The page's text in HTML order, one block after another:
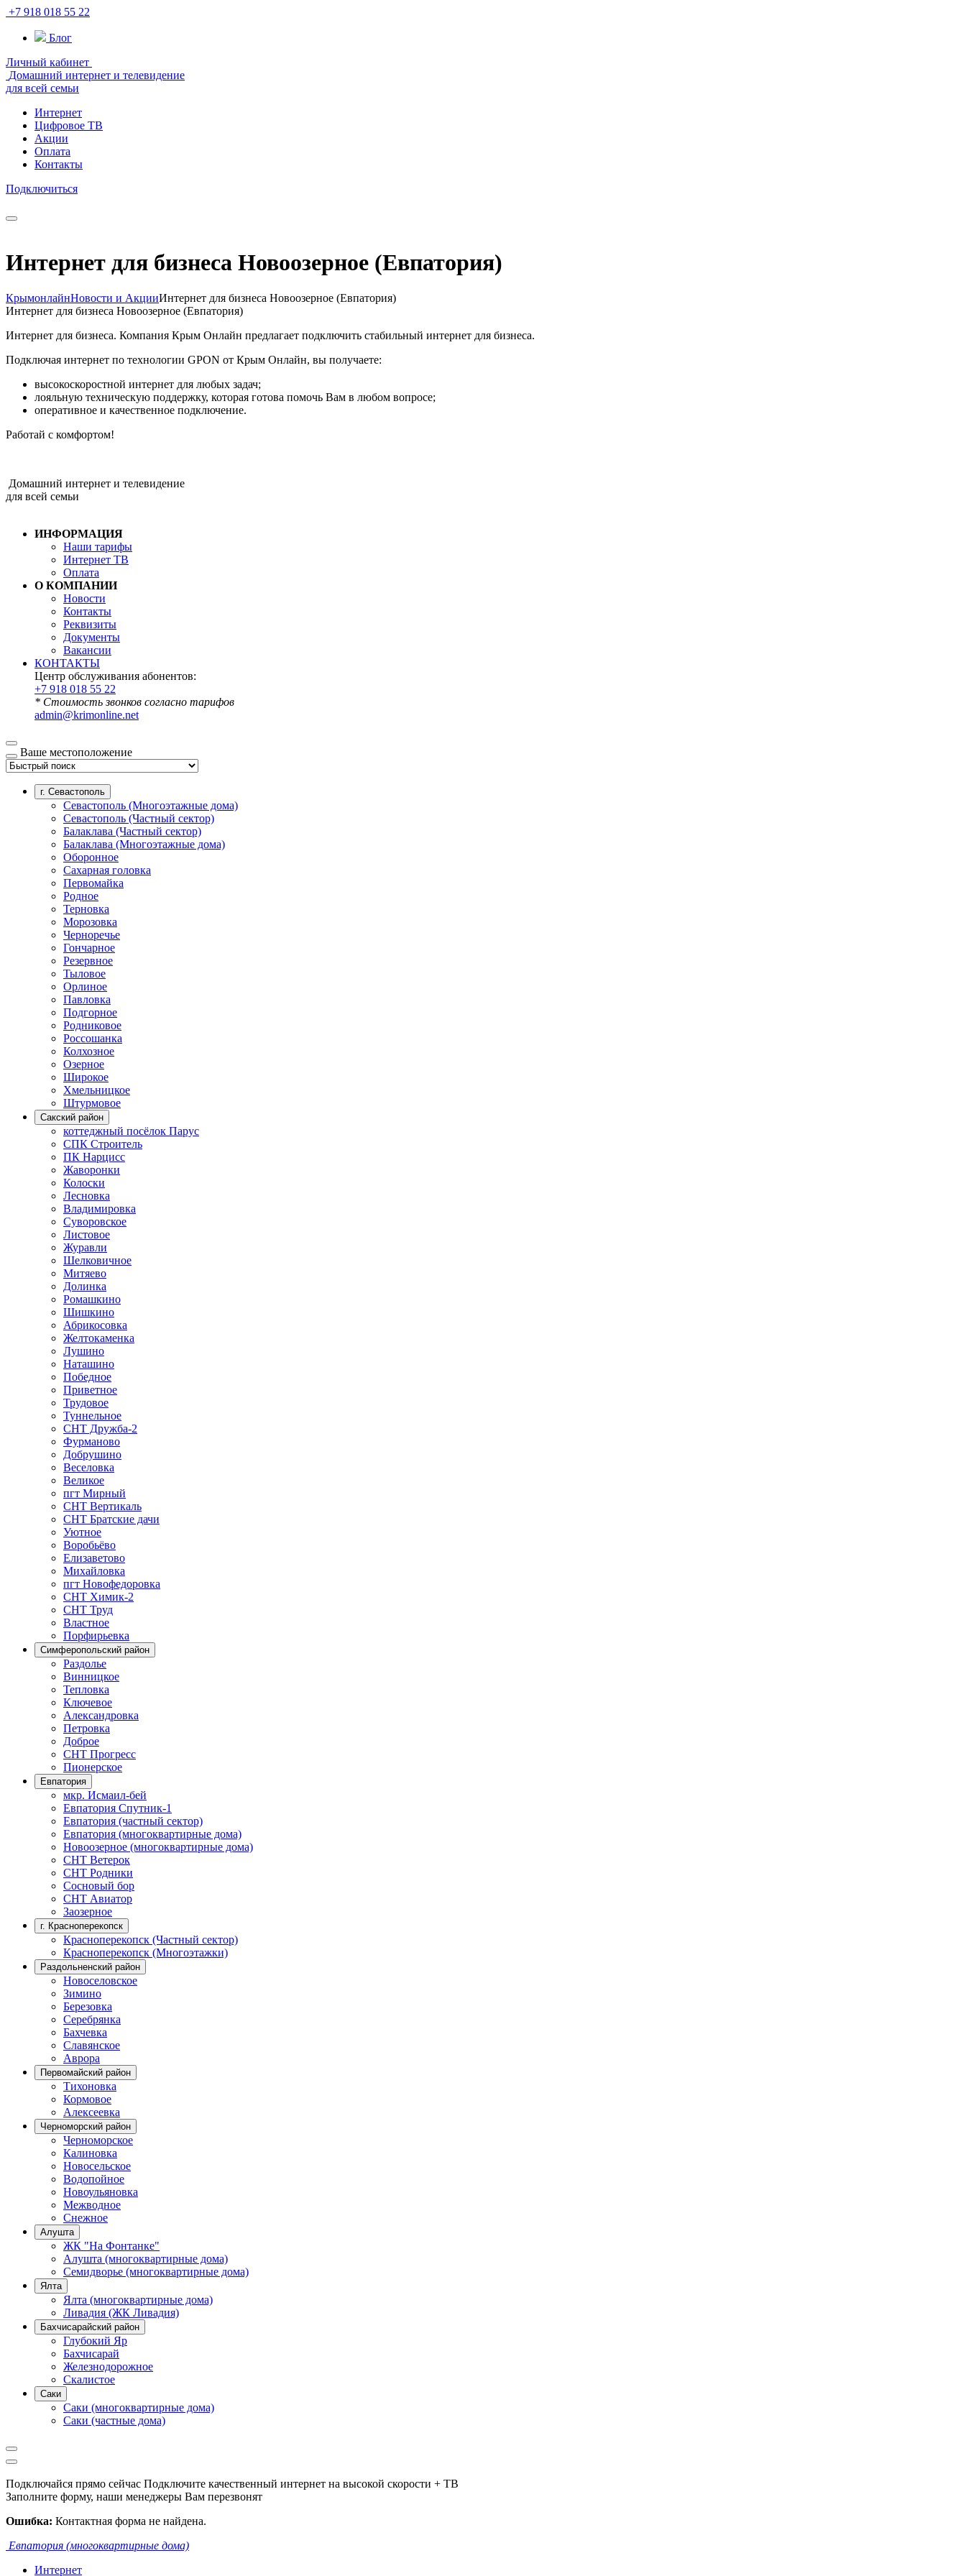
+7 918 018 55 22
Блог
Личный кабинет
Домашний интернет и телевидение
для всей семьи
Интернет
Цифровое ТВ
Акции
Оплата
Контакты
Подключиться
Интернет для бизнеса Новоозерное (Евпатория)
КрымонлайнНовости и АкцииИнтернет для бизнеса Новоозерное (Евпатория)
Интернет для бизнеса Новоозерное (Евпатория)
Интернет для бизнеса. Компания Крым Онлайн предлагает подключить стабильный интернет для бизнеса.
Подключая интернет по технологии GPON от Крым Онлайн, вы получаете:
высокоскоростной интернет для любых задач;
лояльную техническую поддержку, которая готова помочь Вам в любом вопросе;
оперативное и качественное подключение.
Работай с комфортом!
Домашний интернет и телевидение
для всей семьи
ИНФОРМАЦИЯ
Наши тарифы
Интернет ТВ
Оплата
О КОМПАНИИ
Новости
Контакты
Реквизиты
Документы
Вакансии
КОНТАКТЫ
Центр обслуживания абонентов:
+7 918 018 55 22
* Стоимость звонков согласно тарифов
admin@krimonline.net
Ваше местоположение
г. Севастополь
Севастополь (Многоэтажные дома)
Севастополь (Частный сектор)
Балаклава (Частный сектор)
Балаклава (Многоэтажные дома)
Оборонное
Сахарная головка
Первомайка
Родное
Терновка
Морозовка
Черноречье
Гончарное
Резервное
Тыловое
Орлиное
Павловка
Подгорное
Родниковое
Россошанка
Колхозное
Озерное
Широкое
Хмельницкое
Штурмовое
Сакский район
коттеджный посёлок Парус
СПК Строитель
ПК Нарцисс
Жаворонки
Колоски
Лесновка
Владимировка
Суворовское
Листовое
Журавли
Шелковичное
Митяево
Долинка
Ромашкино
Шишкино
Абрикосовка
Желтокаменка
Лушино
Наташино
Победное
Приветное
Трудовое
Туннельное
СНТ Дружба-2
Фурманово
Добрушино
Веселовка
Великое
пгт Мирный
СНТ Вертикаль
СНТ Братские дачи
Уютное
Воробьёво
Елизаветово
Михайловка
пгт Новофедоровка
СНТ Химик-2
СНТ Труд
Властное
Порфирьевка
Симферопольский район
Раздолье
Винницкое
Тепловка
Ключевое
Александровка
Петровка
Доброе
СНТ Прогресс
Пионерское
Евпатория
мкр. Исмаил-бей
Евпатория Спутник-1
Евпатория (частный сектор)
Евпатория (многоквартирные дома)
Новоозерное (многоквартирные дома)
СНТ Ветерок
СНТ Родники
Сосновый бор
СНТ Авиатор
Заозерное
г. Красноперекопск
Красноперекопск (Частный сектор)
Красноперекопск (Многоэтажки)
Раздольненский район
Новоселовское
Зимино
Березовка
Серебрянка
Бахчевка
Славянское
Аврора
Первомайский район
Тихоновка
Кормовое
Алексеевка
Черноморский район
Черноморское
Калиновка
Новосельское
Водопойное
Новоульяновка
Межводное
Снежное
Алушта
ЖК "На Фонтанке"
Алушта (многоквартирные дома)
Семидворье (многоквартирные дома)
Ялта
Ялта (многоквартирные дома)
Ливадия (ЖК Ливадия)
Бахчисарайский район
Глубокий Яр
Бахчисарай
Железнодорожное
Скалистое
Саки
Саки (многоквартирные дома)
Саки (частные дома)
Подключайся прямо сейчас Подключите качественный интернет на высокой скорости + ТВ
Заполните форму, наши менеджеры Вам перезвонят
Ошибка: Контактная форма не найдена.
Евпатория (многоквартирные дома)
Интернет